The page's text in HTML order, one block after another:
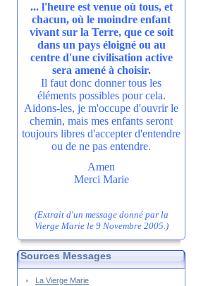
... l'heure est venue où tous, et
chacun, où le moindre enfant
vivant sur la Terre, que ce soit
dans un pays éloigné ou au
centre d'une civilisation active
sera amené à choisir.
Il faut donc donner tous les
éléments possibles pour cela.
Aidons-les, je m'occupe d'ouvrir le
chemin, mais mes enfants seront
toujours libres d'accepter d'entendre
ou de ne pas entendre.
Amen
Merci Marie
(Extrait d'un message donné par la
Vierge Marie le 9 Novembre 2005.)
Sources Messages
La Vierge Marie